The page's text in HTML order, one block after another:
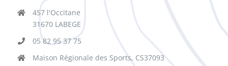
457 l'Occitane
31670 LABEGE
05 82 95 37 75
Maison Régionale des Sports, CS37093